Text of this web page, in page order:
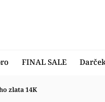
FINAL SALE
zlata 14K